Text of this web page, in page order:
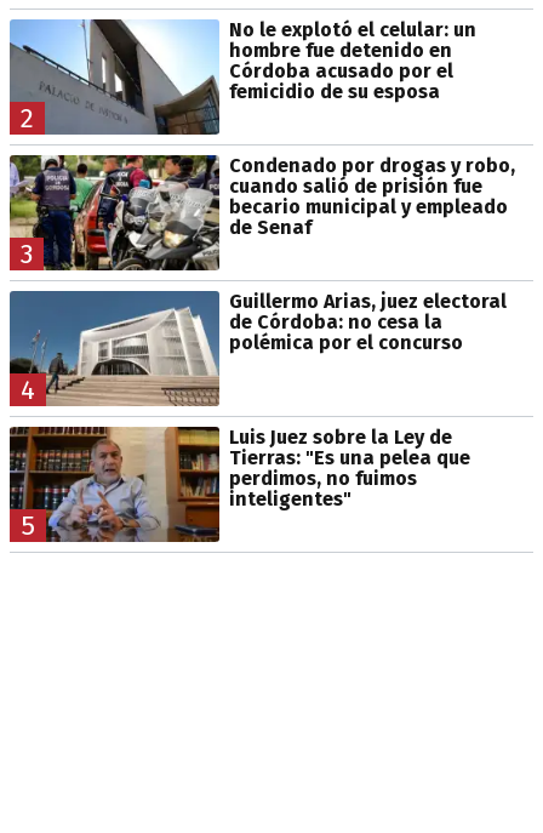
2
No le explotó el celular: un
hombre fue detenido en
Córdoba acusado por el
femicidio de su esposa
3
Condenado por drogas y robo,
cuando salió de prisión fue
becario municipal y empleado
de Senaf
4
Guillermo Arias, juez electoral
de Córdoba: no cesa la
polémica por el concurso
5
Luis Juez sobre la Ley de
Tierras: "Es una pelea que
perdimos, no fuimos
inteligentes"